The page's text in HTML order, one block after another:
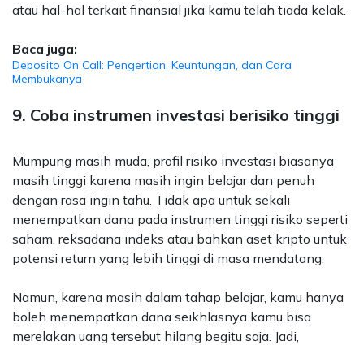
atau hal-hal terkait finansial jika kamu telah tiada kelak.
Baca juga:
Deposito On Call: Pengertian, Keuntungan, dan Cara
Membukanya
9. Coba instrumen investasi berisiko tinggi
Mumpung masih muda, profil risiko investasi biasanya
masih tinggi karena masih ingin belajar dan penuh
dengan rasa ingin tahu. Tidak apa untuk sekali
menempatkan dana pada instrumen tinggi risiko seperti
saham, reksadana indeks atau bahkan aset kripto untuk
potensi return yang lebih tinggi di masa mendatang.
Namun, karena masih dalam tahap belajar, kamu hanya
boleh menempatkan dana seikhlasnya kamu bisa
merelakan uang tersebut hilang begitu saja. Jadi,